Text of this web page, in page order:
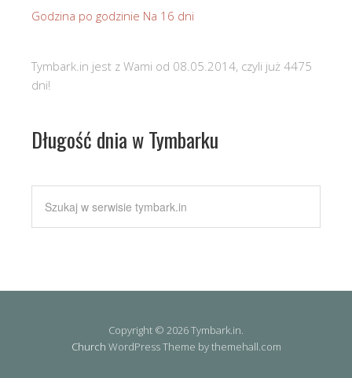
Godzina po godzinie Na 16 dni
Tymbark.in jest z Wami od 08.05.2014, czyli już 4475
dni!
Długość dnia w Tymbarku
Copyright © 2026 Tymbark.in.
Church WordPress Theme by themehall.com